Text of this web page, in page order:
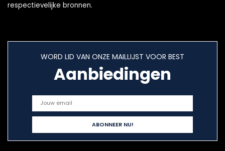
respectievelijke bronnen.
WORD LID VAN ONZE MAILLIJST VOOR BEST
Aanbiedingen